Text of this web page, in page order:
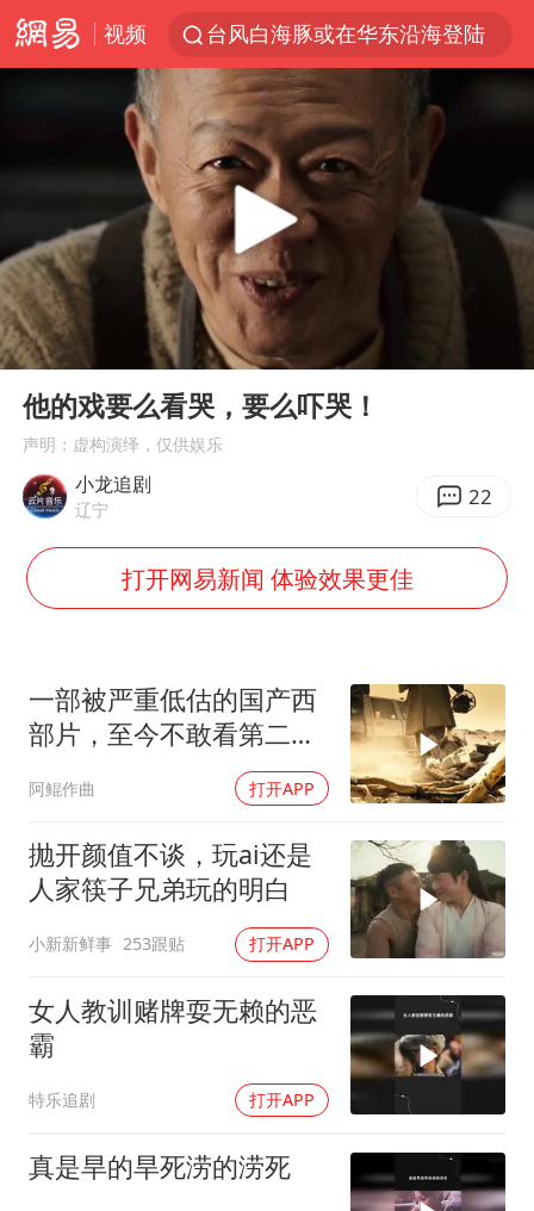
视频
台风白海豚或在华东沿海登陆
38岁山东财大教授刘海明逝世
美国退回1000亿美元关税
24小时不关空调 电费反而更低？
弹药库存告急 美军补货难
河南试行周五下午弹性离岗
要给全体职工“应休尽休”的底气
“天津之眼”摩天轮附近2人落水
儿科医生漏诊获刑：我认错但不能认罪
余承东口误将24999元电脑报成2499
总书记关心百姓身边这些民生大事
Play
00:00
他的戏要么看哭，要么吓哭！
声明：虚构演绎，仅供娱乐
小龙追剧
辽宁 22
打开网易新闻 体验效果更佳
一部被严重低估的国产西
部片，至今不敢看第二
阿鲲作曲 打开APP
抛开颜值不谈，玩ai还是
人家筷子兄弟玩的明白
小新新鲜事 253跟贴 打开APP
女人教训赌牌耍无赖的恶
霸
特乐追剧 打开APP
真是旱的旱死涝的涝死